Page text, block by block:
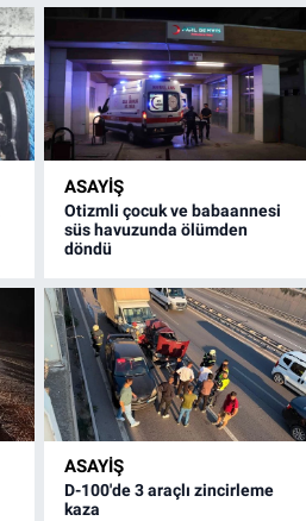
ASAYİŞ
Otizmli çocuk ve babaannesi
süs havuzunda ölümden
döndü
ASAYİŞ
D-100'de 3 araçlı zincirleme
kaza